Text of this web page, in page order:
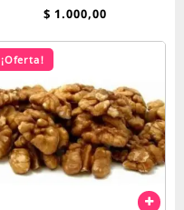
peladas x 100 gr
$ 1.000,00
¡Oferta!